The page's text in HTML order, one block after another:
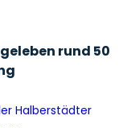
rund 50